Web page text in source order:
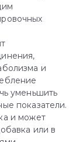
и
уменьшить
показатели.
и может
или в